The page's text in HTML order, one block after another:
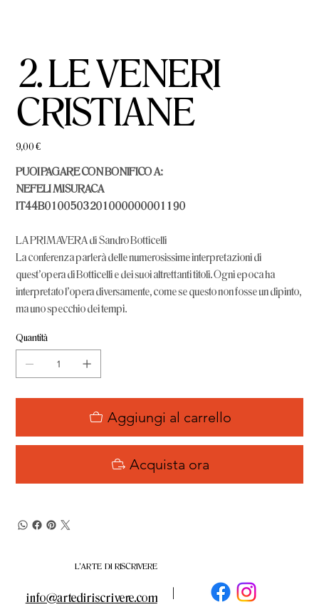
2. LE VENERI
CRISTIANE
Prezzo
9,00 €
PUOI PAGARE CON BONIFICO A:
NEFELI MISURACA
IT44B0100503201000000001190
LA PRIMAVERA di Sandro Botticelli
La conferenza parlerà delle numerosissime interpretazioni di
quest'opera di Botticelli e dei suoi altrettanti titoli. Ogni epoca ha
interpretato l'opera diversamente, come se questo non fosse un dipinto,
ma uno specchio dei tempi.
Quantità
Aggiungi al carrello
Acquista ora
info@artediriscrivere.com
L'ARTE DI RISCRIVERE